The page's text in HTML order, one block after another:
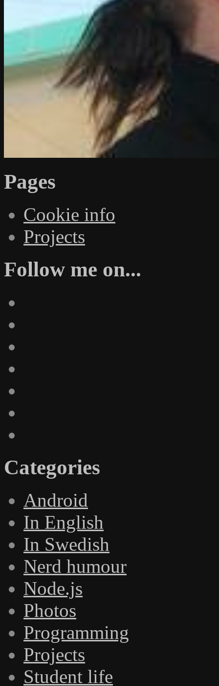
Pages
Cookie info
Projects
Follow me on...
Categories
Android
In English
In Swedish
Nerd humour
Node.js
Photos
Programming
Projects
Student life